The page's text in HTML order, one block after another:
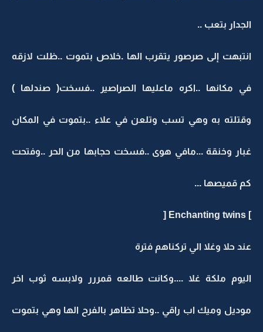
الجدار بتعب ..
انتبهت إلى صرصور يتقرب الها .خلاص بتموت ..ظلت لازقه
في مكانها ..اكره ماعليها الصراصير ..فسخت( صندلها )
وقتلته به وهي تسب وتلعن في علاء ..بتموت في المكان
غبار وخنقة ...مافي هوى ..فسخت حجابها من الحر ..وفتحت
كم قميصها ...
] Enchanting twins [
عند حلا وغلا الي تركناهم فترة
اليوم ملكة غلا ....وكانت طالعه قمررر ولابسه ثوب اخر
موديل وميك اب راقي ..وحلا تظاهر بالفرح الها وهي بتموت